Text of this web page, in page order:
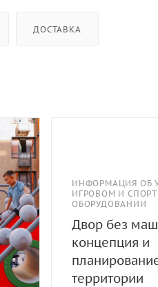
ДОСТАВКА
ИНФОРМАЦИЯ ОБ
ИГРОВОМ И
ОБОРУДОВАНИИ
Двор без
концепция и
территории